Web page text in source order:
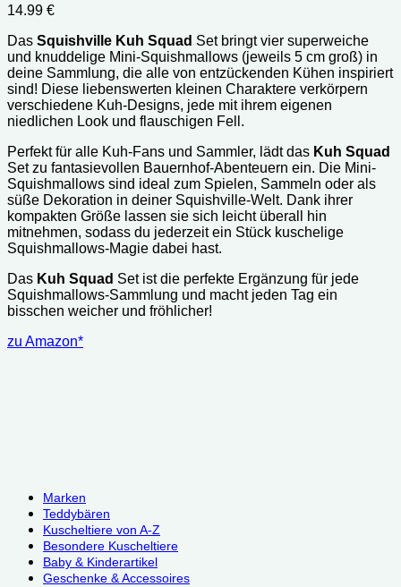
14.99 €
Das Squishville Kuh Squad Set bringt vier superweiche
und knuddelige Mini-Squishmallows (jeweils 5 cm groß) in
deine Sammlung, die alle von entzückenden Kühen inspiriert
sind! Diese liebenswerten kleinen Charaktere verkörpern
verschiedene Kuh-Designs, jede mit ihrem eigenen
niedlichen Look und flauschigen Fell.
Perfekt für alle Kuh-Fans und Sammler, lädt das Kuh Squad
Set zu fantasievollen Bauernhof-Abenteuern ein. Die Mini-
Squishmallows sind ideal zum Spielen, Sammeln oder als
süße Dekoration in deiner Squishville-Welt. Dank ihrer
kompakten Größe lassen sie sich leicht überall hin
mitnehmen, sodass du jederzeit ein Stück kuschelige
Squishmallows-Magie dabei hast.
Das Kuh Squad Set ist die perfekte Ergänzung für jede
Squishmallows-Sammlung und macht jeden Tag ein
bisschen weicher und fröhlicher!
zu Amazon*
Marken
Teddybären
Kuscheltiere von A-Z
Besondere Kuscheltiere
Baby & Kinderartikel
Geschenke & Accessoires